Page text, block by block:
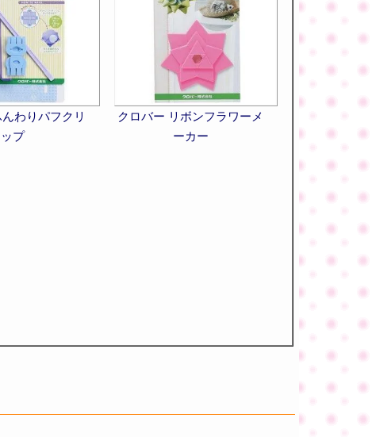
わりパフクリ
ップ
クロバー リボンフラワーメ
ーカー